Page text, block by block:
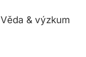
Věda & výzkum